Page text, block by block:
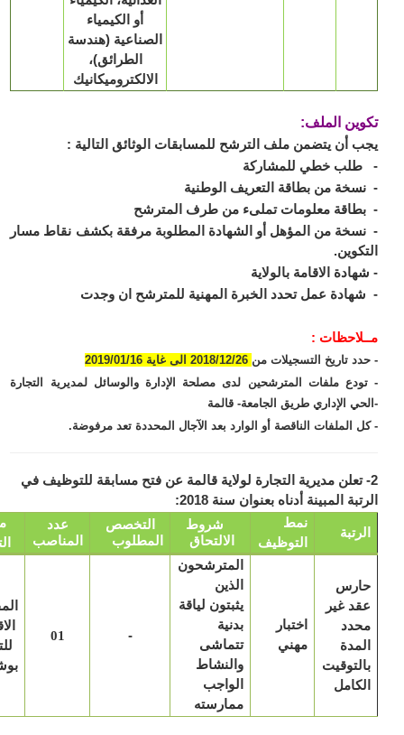
أو الكيمياء
الصناعية (هندسة
الطرائق)،
الالكتروميكانيك
الملف:
أن يتضمن ملف الترشح للمسابقات الوثائق التالية :
طلب خطي للمشاركة
من بطاقة التعريف الوطنية
معلومات تملىء من طرف المترشح
من المؤهل أو الشهادة المطلوبة مرفقة بكشف نقاط مسار
الاقامة بالولاية
عمل تحدد الخبرة المهنية للمترشح ان وجدت
:
تاريخ التسجيلات من2018/12/26 الى غاية 2019/01/16
ملفات المترشحين لدى مصلحة الإدارة والوسائل لمديرية التجارة
الإداري طريق الجامعة- قالمة
الملفات الناقصة أو الوارد بعد الآجال المحددة تعد مرفوضة.
تعلن مديرية التجارة لولاية قالمة عن فتح مسابقة للتوظيف في
المبينة أدناه بعنوان سنة 2018:
التوظيف
الالتحاق
التخصص
المطلوب
عدد
المناصب
التعيين
غير
اختبار
مهني
المترشحون
يثبتون لياقة
بدنية
تتماشى
والنشاط
ممارسته
المفتشية
الاقليمية
بوشقوف